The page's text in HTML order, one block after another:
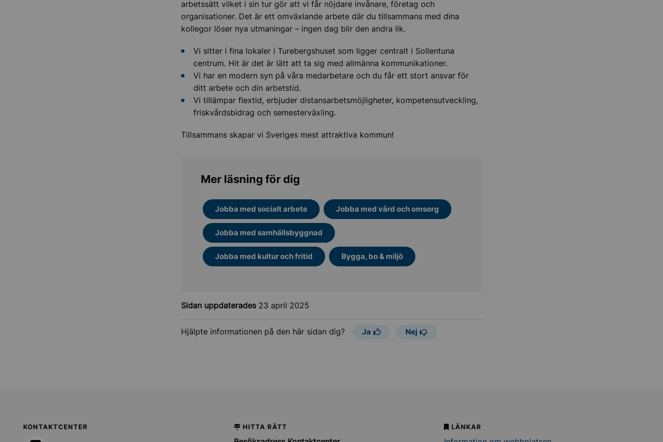
arbetssätt vilket i sin tur gör att vi får nöjdare invånare, företag och
organisationer. Det är ett omväxlande arbete där du tillsammans med dina
kollegor löser nya utmaningar – ingen dag blir den andra lik.
Vi sitter i fina lokaler i Turebergshuset som ligger centralt i Sollentuna
centrum. Hit är det är lätt att ta sig med allmänna kommunikationer.
Vi har en modern syn på våra medarbetare och du får ett stort ansvar för
ditt arbete och din arbetstid.
Vi tillämpar flextid, erbjuder distansarbetsmöjligheter, kompetensutveckling,
friskvårdsbidrag och semesterväxling.
Tillsammans skapar vi Sveriges mest attraktiva kommun!
Mer läsning för dig
Jobba med socialt arbete Jobba med vård och omsorg
Jobba med samhällsbyggnad
Jobba med kultur och fritid Bygga, bo & miljö
Sidan uppdaterades 23 april 2025
Hjälpte informationen på den här sidan dig? Ja Nej
Sollentuna Kommun
KONTAKTCENTER HITTA RÄTT LÄNKAR